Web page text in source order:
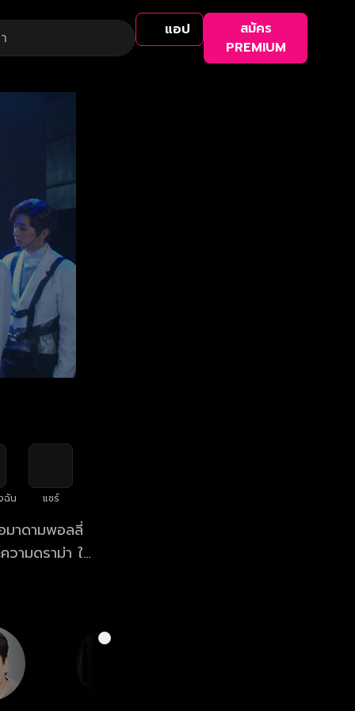
แอป
สมัคร
PREMIUM
ฉัน แชร์
มาดามพอลลี่
ามดราม่า ให้